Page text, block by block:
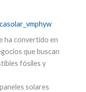
ha convertido en
que buscan
fósiles y
solares